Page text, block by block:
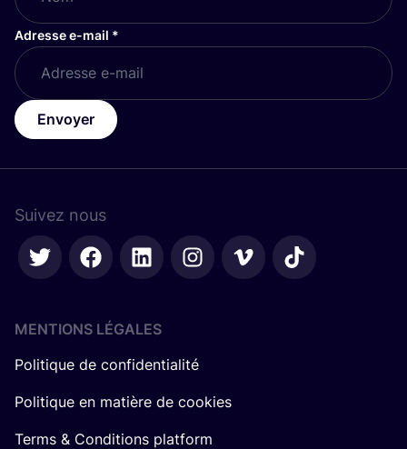
Adresse e-mail *
Envoyer
Suivez nous
MENTIONS LÉGALES
Politique de confidentialité
Politique en matière de cookies
Terms & Conditions platform